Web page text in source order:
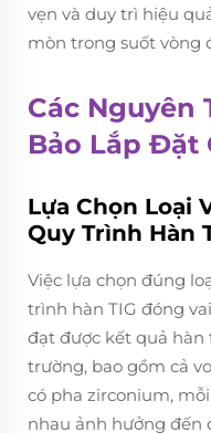
vẹn và duy trì hiệu
mòn trong suốt vòng
Các Nguyên
Bảo Lắp Đặt
Lựa Chọn Loại
Quy Trình Hàn
Việc lựa chọn đúng
trình hàn TIG đóng
đạt được kết quả hàn
trường, bao gồm cả
có pha zirconium,
nhau ảnh hưởng đến